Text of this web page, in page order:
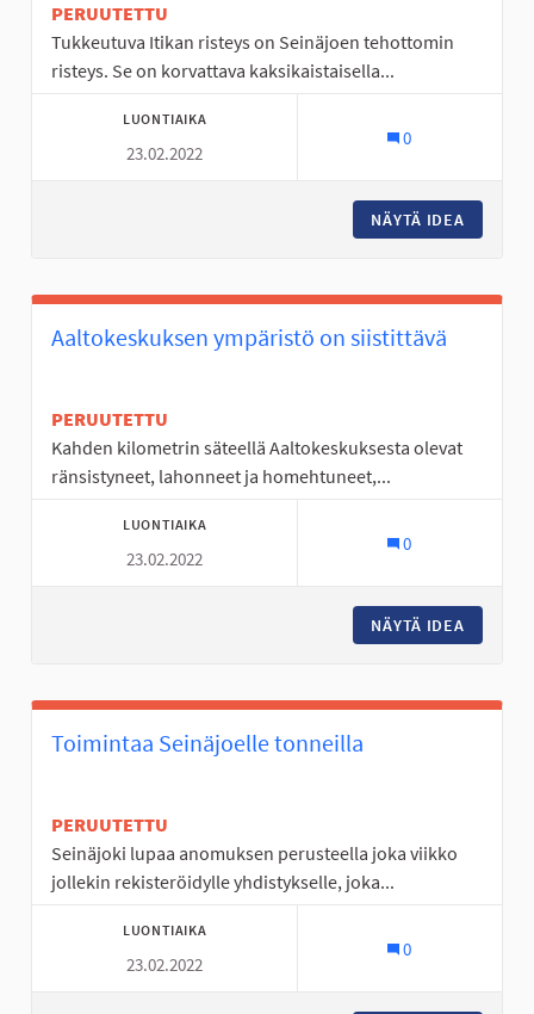
PERUUTETTU
Tukkeutuva Itikan risteys on Seinäjoen tehottomin
risteys. Se on korvattava kaksikaistaisella...
LUONTIAIKA
23.02.2022
0
NÄYTÄ IDEA
Aaltokeskuksen ympäristö on siistittävä
PERUUTETTU
Kahden kilometrin säteellä Aaltokeskuksesta olevat
ränsistyneet, lahonneet ja homehtuneet,...
LUONTIAIKA
23.02.2022
0
NÄYTÄ IDEA
Toimintaa Seinäjoelle tonneilla
PERUUTETTU
Seinäjoki lupaa anomuksen perusteella joka viikko
jollekin rekisteröidylle yhdistykselle, joka...
LUONTIAIKA
23.02.2022
0